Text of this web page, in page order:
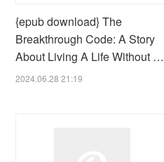
{epub download} The
Breakthrough Code: A Story
About Living A Life Without …
2024.06.28 21:19